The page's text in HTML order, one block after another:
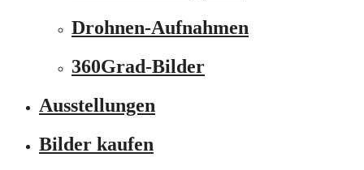
Drohnen-Aufnahmen
360Grad-Bilder
Ausstellungen
Bilder kaufen